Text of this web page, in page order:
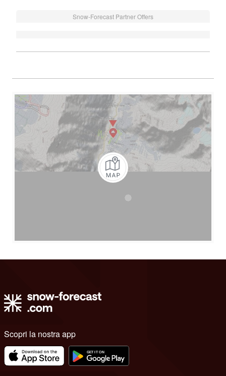
Snow-Forecast Partner Offers
Scopri la nostra app